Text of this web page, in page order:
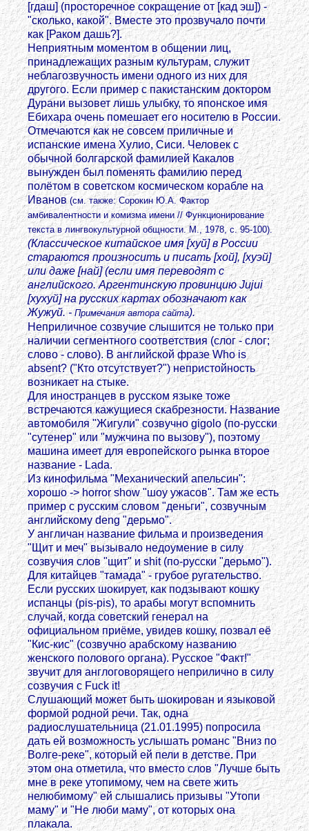
[гдаш] (просторечное сокращение от [кад эш]) -
"сколько, какой". Вместе это прозвучало почти
как [Раком дашь?].
Неприятным моментом в общении лиц,
принадлежащих разным культурам, служит
неблагозвучность имени одного из них для
другого. Если пример с пакистанским доктором
Дурани вызовет лишь улыбку, то японское имя
Ебихара очень помешает его носителю в России.
Отмечаются как не совсем приличные и
испанские имена Хулио, Сиси. Человек с
обычной болгарской фамилией Какалов
вынужден был поменять фамилию перед
полётом в советском космическом корабле на
Иванов(см. также: Сорокин Ю.А. Фактор
амбивалентности и комизма имени // Функционирование
текста в лингвокультурной общности. М., 1978, с. 95-100).
(Классическое китайское имя [хуй] в России
стараются произносить и писать [хой], [хуэй]
или даже [най] (если имя переводят с
английского. Аргентинскую провинцию Jujui
[хухуй] на русских картах обозначают как
Жужуй. -Примечания автора сайта).
Неприличное созвучие слышится не только при
наличии сегментного соответствия (слог - слог;
слово - слово). В английской фразе Who is
absent? ("Кто отсутствует?") непристойность
возникает на стыке.
Для иностранцев в русском языке тоже
встречаются кажущиеся скабрезности. Название
автомобиля "Жигули" созвучно gigolo (по-русски
"сутенер" или "мужчина по вызову"), поэтому
машина имеет для европейского рынка второе
название - Lada.
Из кинофильма "Механический апельсин":
хорошо -> horror show "шоу ужасов". Там же есть
пример с русским словом "деньги", созвучным
английскому deng "дерьмо".
У англичан название фильма и произведения
"Щит и меч" вызывало недоумение в силу
созвучия слов "щит" и shit (по-русски "дерьмо").
Для китайцев "тамада" - грубое ругательство.
Если русских шокирует, как подзывают кошку
испанцы (pis-pis), то арабы могут вспомнить
случай, когда советский генерал на
официальном приёме, увидев кошку, позвал её
"Кис-кис" (созвучно арабскому названию
женского полового органа). Русское "Факт!"
звучит для англоговорящего неприлично в силу
созвучия с Fuck it!
Слушающий может быть шокирован и языковой
формой родной речи. Так, одна
радиослушательница (21.01.1995) попросила
дать ей возможность услышать романс "Вниз по
Волге-реке", который ей пели в детстве. При
этом она отметила, что вместо слов "Лучше быть
мне в реке утопимому, чем на свете жить
нелюбимому" ей слышались призывы "Утопи
маму" и "Не люби маму", от которых она
плакала.